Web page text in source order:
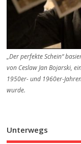
„Der perfekte Schein“
von Ceslaw Jan Bojarski,
1950er- und 1960er-
wurde.
Unterwegs